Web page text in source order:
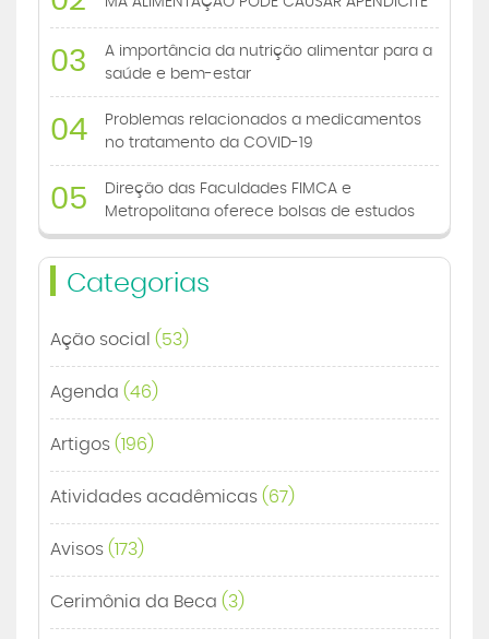
03
A importância da nutrição alimentar para a
saúde e bem-estar
04
Problemas relacionados a medicamentos
no tratamento da COVID-19
05
Direção das Faculdades FIMCA e
Metropolitana oferece bolsas de estudos
Categorias
Ação social (53)
Agenda (46)
Artigos (196)
Atividades acadêmicas (67)
Avisos (173)
Cerimônia da Beca (3)